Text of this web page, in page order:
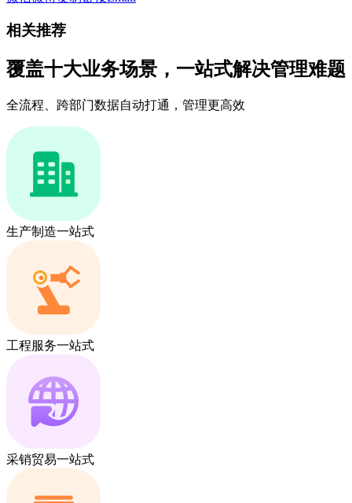
相关推荐
覆盖十大业务场景，一站式解决管理难题
全流程、跨部门数据自动打通，管理更高效
生产制造一站式
工程服务一站式
采销贸易一站式